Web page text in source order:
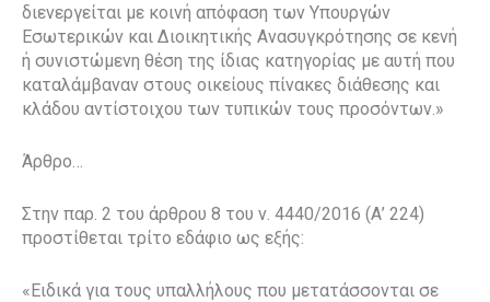
διενεργείται με κοινή απόφαση των Υπουργών
Εσωτερικών και Διοικητικής Ανασυγκρότησης σε κενή
ή συνιστώμενη θέση της ίδιας κατηγορίας με αυτή που
καταλάμβαναν στους οικείους πίνακες διάθεσης και
κλάδου αντίστοιχου των τυπικών τους προσόντων.»
Άρθρο…
Στην παρ. 2 του άρθρου 8 του ν. 4440/2016 (Α’ 224)
προστίθεται τρίτο εδάφιο ως εξής:
«Ειδικά για τους υπαλλήλους που μετατάσσονται σε